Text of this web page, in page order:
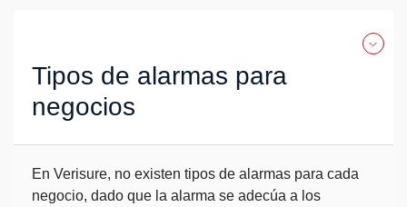
Tipos de alarmas para
negocios
En Verisure, no existen tipos de alarmas para cada
negocio, dado que la alarma se adecúa a los